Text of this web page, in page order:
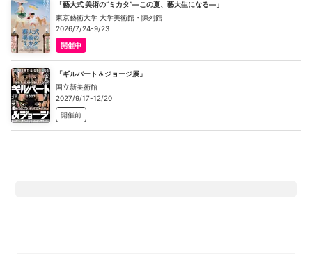
「藝大式 美術の“ミカタ”―この夏、藝大生になる―」
東京藝術大学 大学美術館・陳列館
2026/7/24-9/23
開催中
「ギルバート＆ジョージ展」
国立新美術館
2027/9/17-12/20
開催前